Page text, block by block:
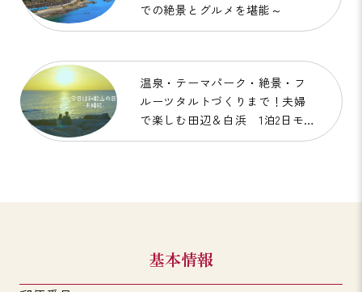
での絶景とグルメを堪能～
温泉・テーマパーク・絶景・フ
ルーツタルトづくりまで！夫婦
で楽しむ田辺＆白浜 1泊2日モ
デルコース「今日は和歌山の
基本情報